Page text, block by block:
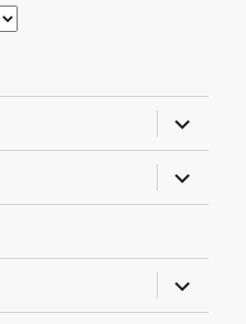
almenü
almenü
almenü